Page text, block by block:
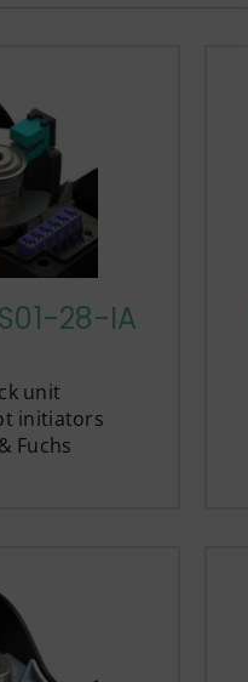
28-IA
unit
initiators
Fuchs